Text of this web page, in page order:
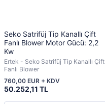
Seko Satrifüj Tip Kanallı Çift
Fanlı Blower Motor Gücü: 2,2
Kw
Ertek - Seko Satrifüj Tip Kanallı Çift
Fanlı Blower
50.252,11 TL
760,00 EUR + KDV